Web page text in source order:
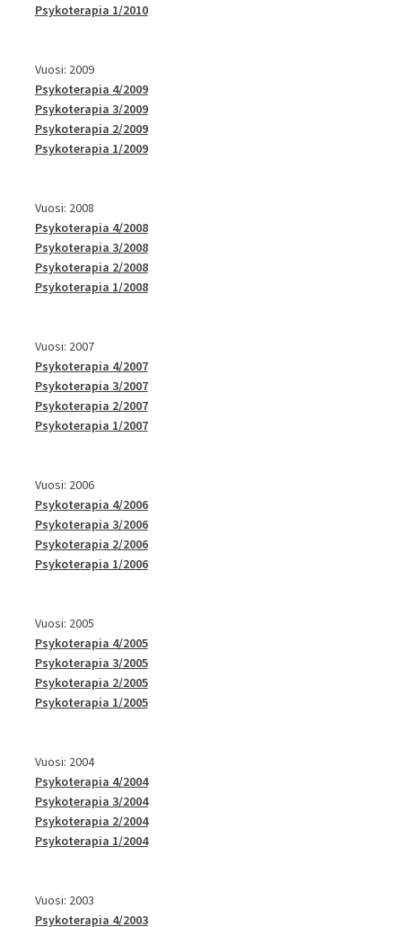
Psykoterapia 1/2010
Vuosi: 2009
Psykoterapia 4/2009
Psykoterapia 3/2009
Psykoterapia 2/2009
Psykoterapia 1/2009
Vuosi: 2008
Psykoterapia 4/2008
Psykoterapia 3/2008
Psykoterapia 2/2008
Psykoterapia 1/2008
Vuosi: 2007
Psykoterapia 4/2007
Psykoterapia 3/2007
Psykoterapia 2/2007
Psykoterapia 1/2007
Vuosi: 2006
Psykoterapia 4/2006
Psykoterapia 3/2006
Psykoterapia 2/2006
Psykoterapia 1/2006
Vuosi: 2005
Psykoterapia 4/2005
Psykoterapia 3/2005
Psykoterapia 2/2005
Psykoterapia 1/2005
Vuosi: 2004
Psykoterapia 4/2004
Psykoterapia 3/2004
Psykoterapia 2/2004
Psykoterapia 1/2004
Vuosi: 2003
Psykoterapia 4/2003